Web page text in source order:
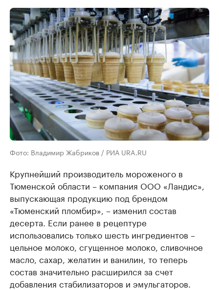
Фото: Владимир Жабриков / РИА URA.RU
Крупнейший производитель мороженого в
Тюменской области – компания ООО «Ландис»,
выпускающая продукцию под брендом
«Тюменский пломбир», – изменил состав
десерта. Если ранее в рецептуре
использовались только шесть ингредиентов –
цельное молоко, сгущенное молоко, сливочное
масло, сахар, желатин и ванилин, то теперь
состав значительно расширился за счет
добавления стабилизаторов и эмульгаторов.